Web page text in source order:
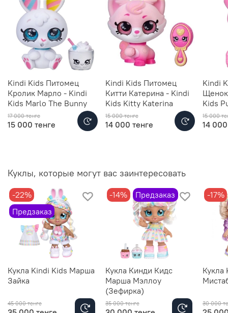
Kindi Kids Питомец
Кролик Марло - Kindi
Kids Marlo The Bunny
17 000 тенге
15 000 тенге
Kindi Kids Питомец
Китти Катерина - Kindi
Kids Kitty Katerina
15 000 тенге
14 000 тенге
Kindi
Kids
15 000
14
Куклы, которые могут вас заинтересовать
-22%
Предзаказ
Кукла Kindi Kids Марша
Зайка
45 000 тенге
-14% Предзаказ
Кукла Кинди Кидс
Марша Мэллоу
(Зефирка)
35 000 тенге
-17%
Кукла
30 000